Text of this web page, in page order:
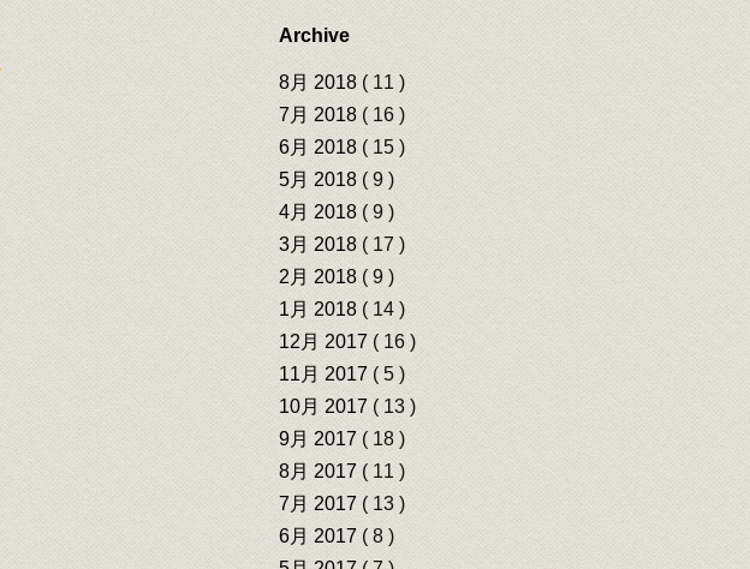
Archive
8月 2018 ( 11 )
7月 2018 ( 16 )
6月 2018 ( 15 )
5月 2018 ( 9 )
4月 2018 ( 9 )
3月 2018 ( 17 )
2月 2018 ( 9 )
1月 2018 ( 14 )
12月 2017 ( 16 )
11月 2017 ( 5 )
10月 2017 ( 13 )
9月 2017 ( 18 )
8月 2017 ( 11 )
7月 2017 ( 13 )
6月 2017 ( 8 )